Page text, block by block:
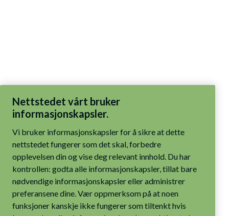
Nettstedet vårt bruker
informasjonskapsler.
nettstedet fungerer som det skal, forbedre
opplevelsen din og vise deg relevant innhold. Du har
kontrollen: godta alle informasjonskapsler, tillat bare
nødvendige informasjonskapsler eller administrer
preferansene dine. Vær oppmerksom på at noen
funksjoner kanskje ikke fungerer som tiltenkt hvis
bare nødvendige informasjonskapsler er aktivert.